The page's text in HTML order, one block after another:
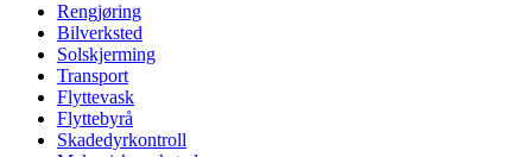
Rengjøring
Bilverksted
Solskjerming
Transport
Flyttevask
Flyttebyrå
Skadedyrkontroll